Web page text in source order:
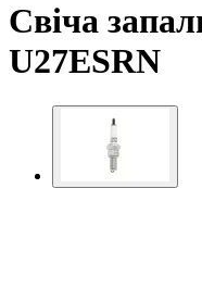
Свіча
U27ESRN